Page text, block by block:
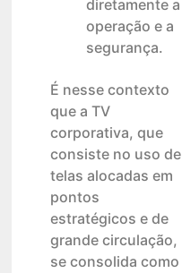
diretamente a
operação e a
segurança.
É nesse contexto
que a TV
corporativa, que
consiste no uso de
telas alocadas em
pontos
estratégicos e de
grande circulação,
se consolida como